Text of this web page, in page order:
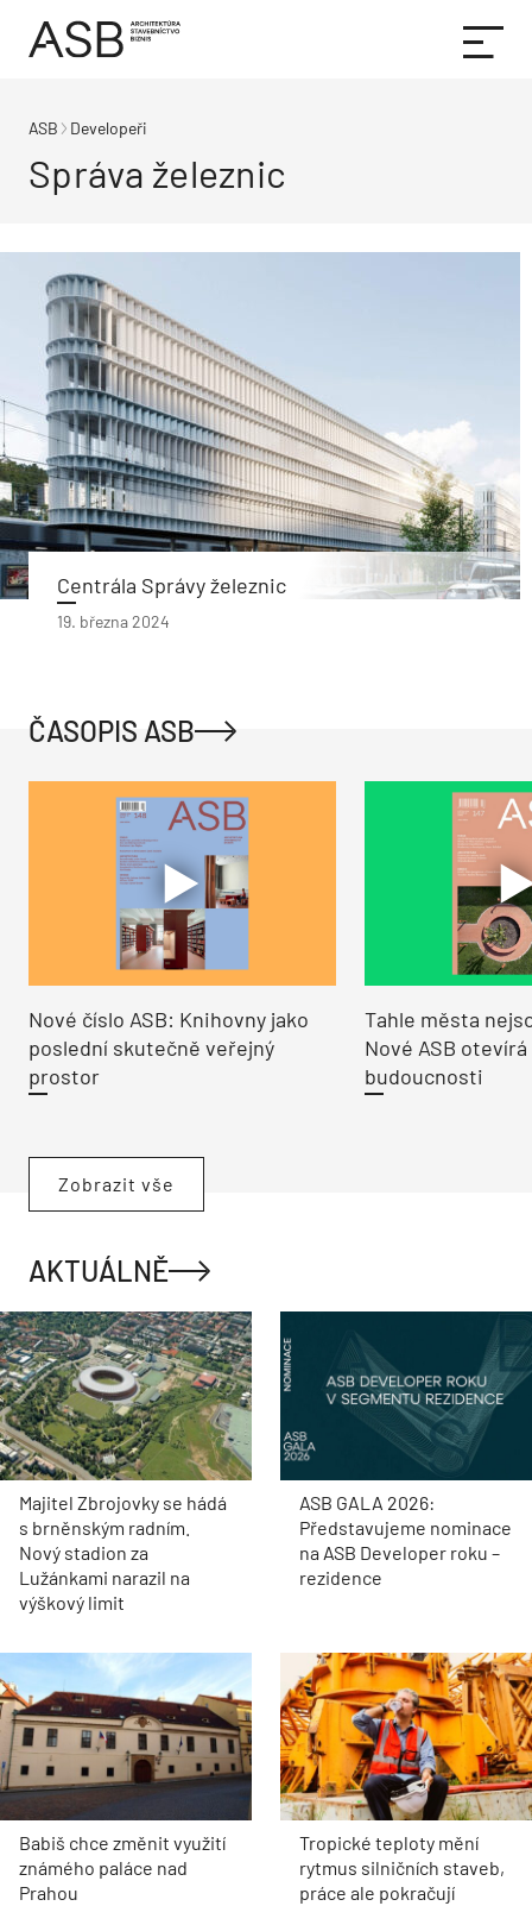
ASB Developeři
Správa železnic
Centrála Správy železnic
19. března 2024
ČASOPIS ASB
Nové číslo ASB: Knihovny jako
poslední skutečně veřejný
prostor
Tahle města
Nové ASB
budoucnosti
Zobrazit vše
AKTUÁLNĚ
Majitel Zbrojovky se hádá
s brněnským radním.
Nový stadion za
Lužánkami narazil na
výškový limit
ASB GALA 2026:
Představujeme nominace
na ASB Developer roku –
rezidence
Babiš chce změnit využití
známého paláce nad
Prahou
Tropické teploty mění
rytmus silničních staveb,
práce ale pokračují